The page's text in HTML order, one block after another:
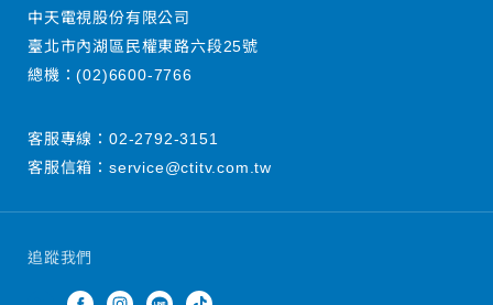
追蹤我們
中天電視股份有限公司
臺北市內湖區民權東路六段25號
總機：(02)6600-7766
客服專線： 02-2792-3151
客服信箱： service@ctitv.com.tw